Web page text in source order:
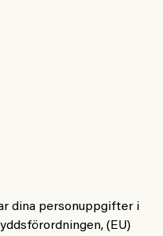
dina personuppgifter i
(EU)